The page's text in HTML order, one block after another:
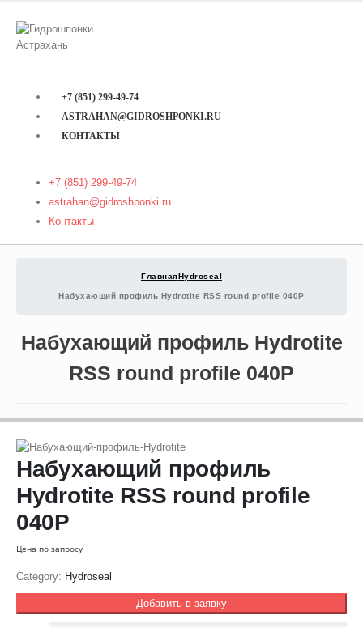
+7 (851) 299-49-74
ASTRAHAN@GIDROSHPONKI.RU
КОНТАКТЫ
+7 (851) 299-49-74
astrahan@gidroshponki.ru
Контакты
ГлавнаяHydroseal
Набухающий профиль Hydrotite RSS round profile 040P
Набухающий профиль Hydrotite
RSS round profile 040P
Набухающий профиль
Hydrotite RSS round profile
040P
Цена по запросу
Category: Hydroseal
Добавить в заявку